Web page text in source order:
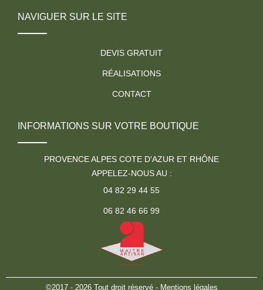
NAVIGUER SUR LE SITE
DEVIS GRATUIT
RÉALISATIONS
CONTACT
INFORMATIONS SUR VOTRE BOUTIQUE
PROVENCE ALPES COTE D'AZUR ET RHÔNE
APPELEZ-NOUS AU :
04 82 29 44 55
06 82 46 66 99
©2017 - 2026 Tout droit réservé - Mentions légales